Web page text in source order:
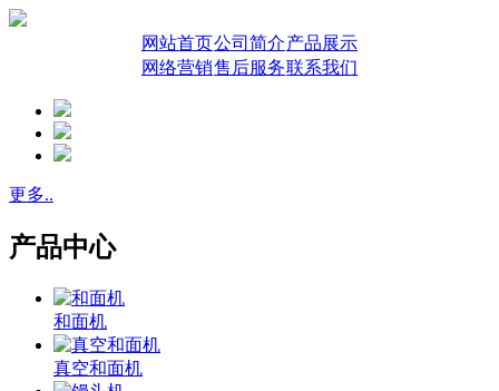
网站首页公司简介产品展示
网络营销售后服务联系我们
更多..
产品中心
和面机
真空和面机